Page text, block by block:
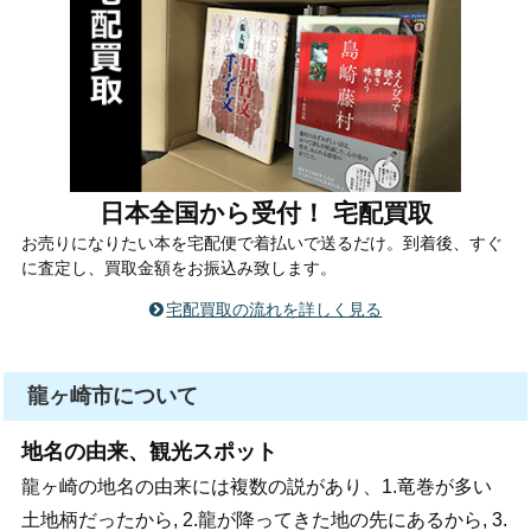
日本全国から受付！ 宅配買取
お売りになりたい本を宅配便で着払いで送るだけ。到着後、すぐ
に査定し、買取金額をお振込み致します。
宅配買取の流れを詳しく見る
龍ヶ崎市について
地名の由来、観光スポット
龍ヶ崎の地名の由来には複数の説があり、1.竜巻が多い
土地柄だったから, 2.龍が降ってきた地の先にあるから, 3.